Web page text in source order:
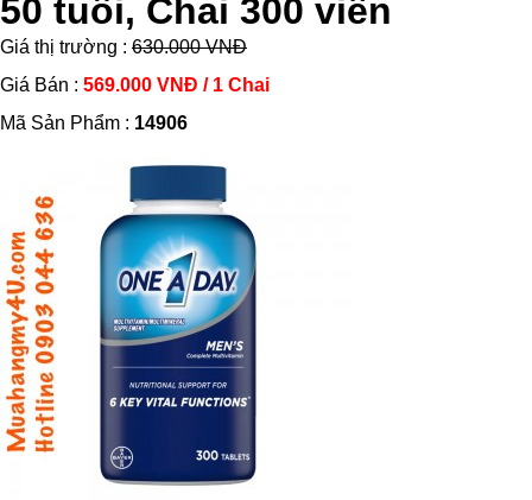
50 tuổi, Chai 300 viên
Giá thị trường : 630.000 VNĐ
Giá Bán : 569.000 VNĐ / 1 Chai
Mã Sản Phẩm : 14906